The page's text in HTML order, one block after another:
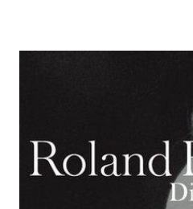
Zur Wunschliste
Die Biographie